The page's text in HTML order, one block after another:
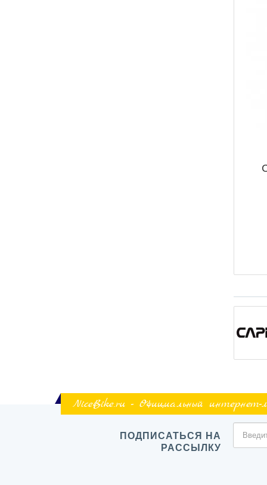
NiceBike.ru - Официальный интернет-
ПОДПИСАТЬСЯ НА
РАССЫЛКУ